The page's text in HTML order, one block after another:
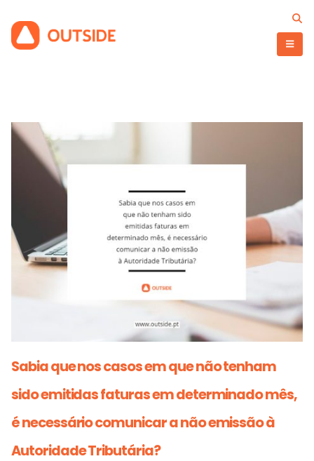
Sabia que nos casos em que não tenham
sido emitidas faturas em determinado mês,
é necessário comunicar a não emissão à
Autoridade Tributária?